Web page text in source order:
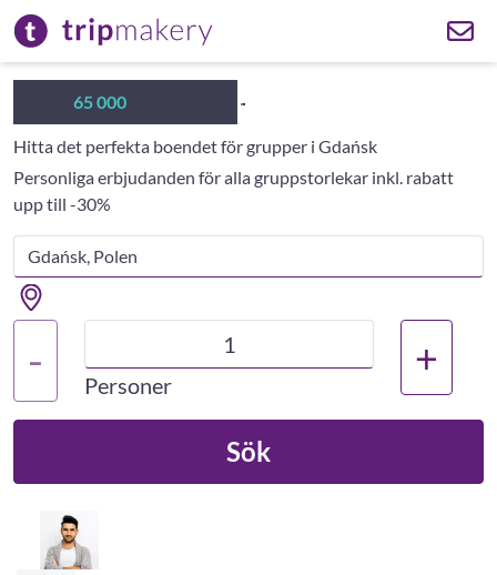
65 000
Hitta det perfekta boendet för grupper i Gdańsk
Personliga erbjudanden för alla gruppstorlekar inkl. rabatt
upp till -30%
- Personer
+
Sök